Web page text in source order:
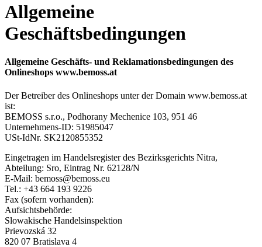
Allgemeine
Geschäftsbedingungen
Allgemeine Geschäfts- und Reklamationsbedingungen des
Onlineshops www.bemoss.at
Der Betreiber des Onlineshops unter der Domain www.bemoss.at
ist:
BEMOSS s.r.o., Podhorany Mechenice 103, 951 46
Unternehmens-ID: 51985047
USt-IdNr. SK2120855352
Eingetragen im Handelsregister des Bezirksgerichts Nitra,
Abteilung: Sro, Eintrag Nr. 62128/N
E-Mail: bemoss@bemoss.eu
Tel.: +43 664 193 9226
Fax (sofern vorhanden):
Aufsichtsbehörde:
Slowakische Handelsinspektion
Prievozská 32
820 07 Bratislava 4